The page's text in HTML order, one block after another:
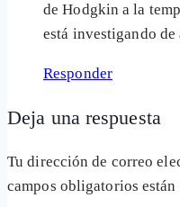
de Hodgkin a la
está investigando de
Responder
Deja una respuesta
Tu dirección de correo
campos obligatorios están